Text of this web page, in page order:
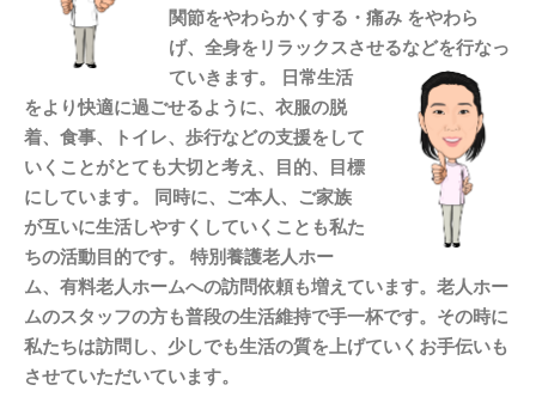
関節をやわらかくする・痛み をやわら
げ、全身をリラックスさせるなどを行なっ
ていきます。
日常生活
をより快適に過ごせるように、衣服の脱
着、食事、トイレ、歩行などの支援をして
いくことがとても大切と考え、目的、目標
にしています。
同時に、ご本人、ご家族
が互いに生活しやすくしていくことも私た
ちの活動目的です。 特別養護老人ホー
ム、有料老人ホームへの訪問依頼も増えています。老人ホー
ムのスタッフの方も普段の生活維持で手一杯です。その時に
私たちは訪問し、少しでも生活の質を上げていくお手伝いも
させていただいています。